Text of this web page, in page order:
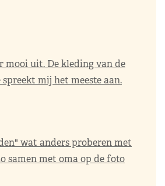
mooi uit. De kleding van de
mij het meeste aan.
wat anders proberen met
samen met oma op de foto